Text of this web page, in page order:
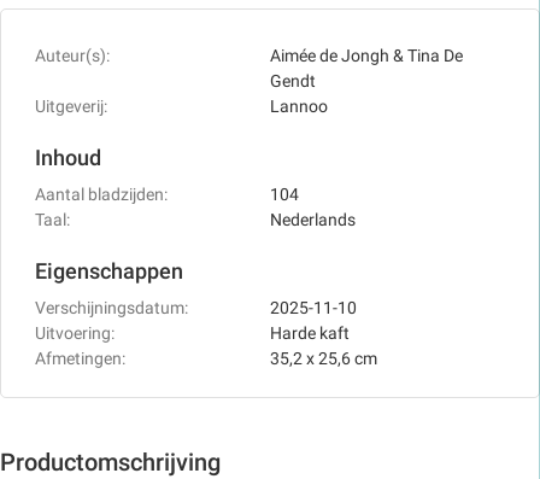
Productomschrijving
Auteur(s):
Aimée de Jongh & Tina De
Gendt
Uitgeverij:
Lannoo
Inhoud
Aantal bladzijden:
104
Taal:
Nederlands
Eigenschappen
Verschijningsdatum:
2025-11-10
Uitvoering:
Harde kaft
Afmetingen:
35,2 x 25,6 cm